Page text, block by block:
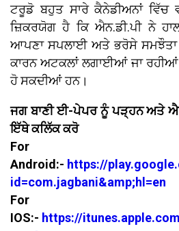
ਟਰੂਡੋ ਬਹੁਤ ਸਾਰੇ ਕੈਨੇਡੀਅਨਾਂ ਵਿੱਚ
ਜ਼ਿਕਰਯੋਗ ਹੈ ਕਿ ਐਨ.ਡੀ.ਪੀ ਨੇ
ਆਪਣਾ ਸਪਲਾਈ ਅਤੇ ਭਰੋਸੇ
ਕਾਰਨ ਅਟਕਲਾਂ ਲਗਾਈਆਂ ਜਾ ਰਹੀਆਂ
ਹੋ ਸਕਦੀਆਂ ਹਨ।
ਜਗ ਬਾਣੀ ਈ-ਪੇਪਰ ਨੂੰ ਪੜ੍ਹਨ ਅਤੇ
ਇੱਥੇ ਕਲਿੱਕ ਕਰੋ
For
Android:- https://
id=com.jagbani&amp;hl=en
For
IOS:- https://